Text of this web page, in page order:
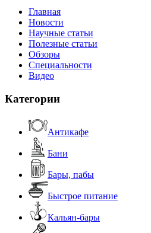
Главная
Новости
Научные статьи
Полезные статьи
Обзоры
Специальности
Видео
Категории
Антикафе
Бани
Бары, пабы
Быстрое питание
Кальян-бары